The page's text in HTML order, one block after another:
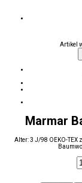
Artikel
Marmar
Alter: 3 J/98 OEKO-